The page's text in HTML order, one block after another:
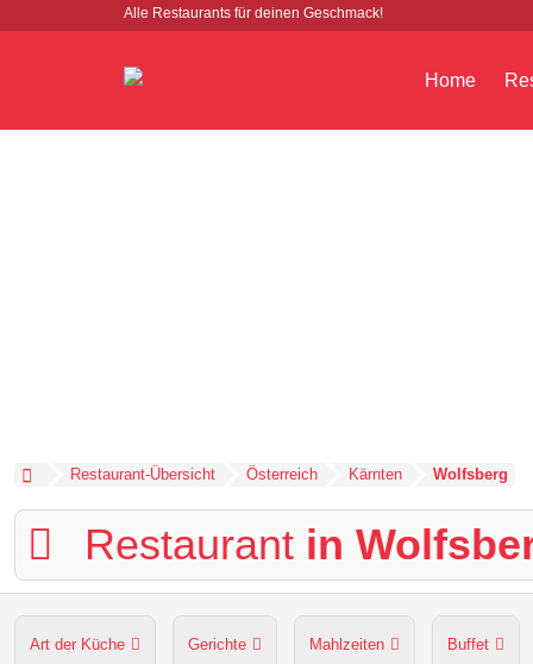
Alle Restaurants für deinen Geschmack!
Home
Restaurant-Übersicht Österreich Kärnten Wolfsberg
Restaurant in
Art der Küche Gerichte Mahlzeiten Buffet